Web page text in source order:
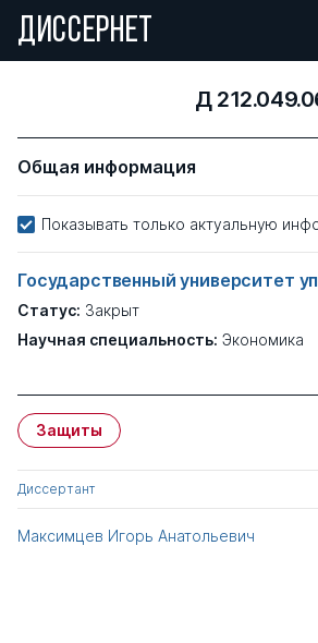
ДИССЕРНЕТ
Д
Общая информация
Показывать только актуальную
Государственный университет
Статус: Закрыт
Научная специальность: Экономика
Защиты
Диссертант
Максимцев Игорь Анатольевич